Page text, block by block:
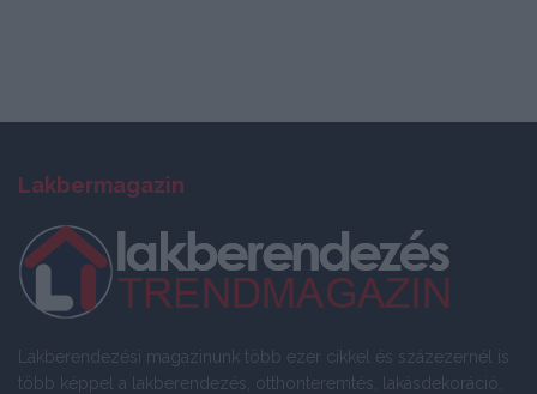
Lakbermagazin
Lakberendezési magazinunk több ezer cikkel és százezernél is
több képpel a lakberendezés, otthonteremtés, lakásdekoráció,